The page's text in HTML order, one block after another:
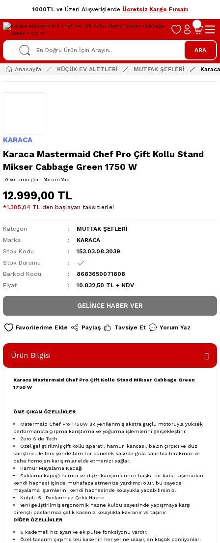
1000TLve Üzeri Alışverişlerde Ücretsiz Kargo Fırsatı
ARA
Anasayfa KÜÇÜK EV ALETLERİ MUTFAK ŞEFLERİ
KARACA
Karaca Mastermaid Chef Pro Çift Kollu Stand
Mikser Cabbage Green 1750 W
0 yorumu gör - Yorum Yap
12.999,00 TL
*1.385,04 TL den başlayan taksitlerle!
Kategori
MUTFAK ŞEFLERİ
Marka
KARACA
Stok Kodu
153.03.08.3039
Stok Durumu
Barkod Kodu
8683650071808
Fiyat
10.832,50 TL + KDV
GELINCE HABER VER
Paylaş Tavsiye Et Yorum Yaz
Ürün Bilgisi
Karaca Mastermaid Chef Pro Çift Kollu Stand Mikser Cabbage Green
1750 W
ÖNE ÇIKAN ÖZELLİKLER
Matermaid Chef Pro 1750W lık yenilenmiş ekstra güçlü motoruyla yüksek
performansta çırpma karıştırma ve yoğurma işlemlerini gerçekleştirir.
Zero Side Tech
Özel geliştirilmiş çift kollu aparatı, hamur kancası, balon çırpıcı ve düz
karıştırıcı ile ters yönde tam tur dönerek kasede gıda kalıntısı bırakmaz ve
daha homojen karışımlar elde etmenizi sağlar.
Hamur Mayalama Kapağı
Saklama kapağı hamur ve diğer karışımlarınızı başka bir kaba taşımadan
kendi haznesi içinde muhafaza etmenize yardımcı olur, bu sayede
mayalama işlemlerini kendi haznesinde kolaylıkla yapabilirsiniz.
Kulplu 5L Paslanmaz Çelik Hazne
Yeni geliştirilmiş ergonomik hazne kulbu sayesinde yapışmaya karşı
dirençli paslanmaz çelik kaseniz kolaylıkla kavranır ve taşınır.
DİĞER ÖZELLİKLER
6 kademeli hız ayarı ve ek pulse fonksiyonu vardır.
Özel tasarım çırpma teli kasenin her yerine ulaşır, en küçük porsiyonları